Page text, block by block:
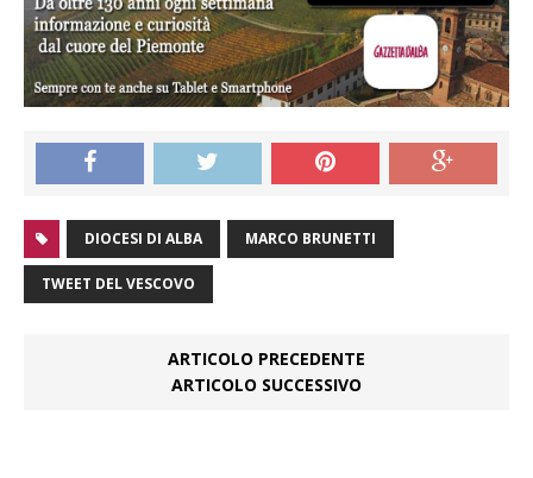
DIOCESI DI ALBA MARCO BRUNETTI
TWEET DEL VESCOVO
ARTICOLO PRECEDENTE
ARTICOLO SUCCESSIVO